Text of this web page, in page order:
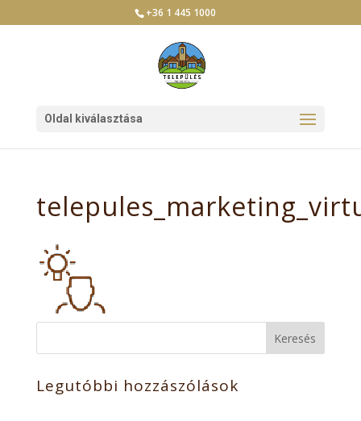
+36 1 445 1000
Oldal kiválasztása
Legutóbbi hozzászólások